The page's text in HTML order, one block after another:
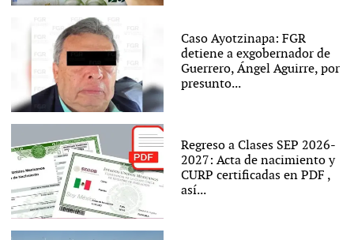
Caso Ayotzinapa: FGR
detiene a exgobernador de
Guerrero, Ángel Aguirre, por
presunto...
Regreso a Clases SEP 2026-
2027: Acta de nacimiento y
CURP certificadas en PDF ,
así...